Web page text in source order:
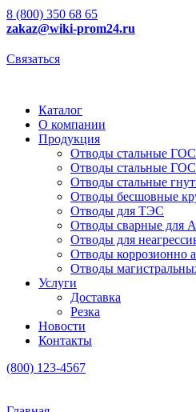
8 (800) 350 68 65
zakaz@wiki-prom24.ru
Связаться
Каталог
О компании
Продукция
Отводы стальные
Отводы стальные
Отводы стальные
Отводы бесшовные
Отводы для ТЭС
Отводы сварные для
Отводы для
Отводы коррозионно
Отводы
Услуги
Доставка
Резка
Новости
Контакты
(800) 123-4567